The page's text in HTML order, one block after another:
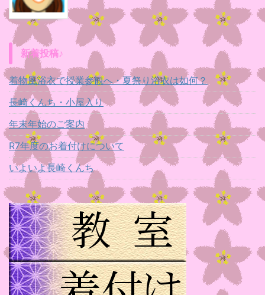
新着投稿♪
着物風浴衣で授業参観へ・夏祭り浴衣は如何？
長崎くんち・小屋入り
年末年始のご案内
R7年度のお着付けについて
いよいよ長崎くんち